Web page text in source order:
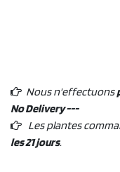
Nous n'effectuons
No Delivery ---
Les plantes
les 21 jours.